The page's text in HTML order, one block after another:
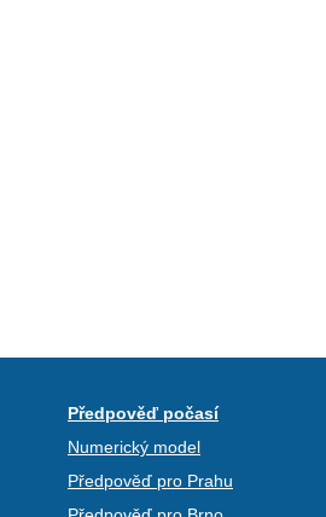
Předpověď počasí
Numerický model
Předpověď pro Prahu